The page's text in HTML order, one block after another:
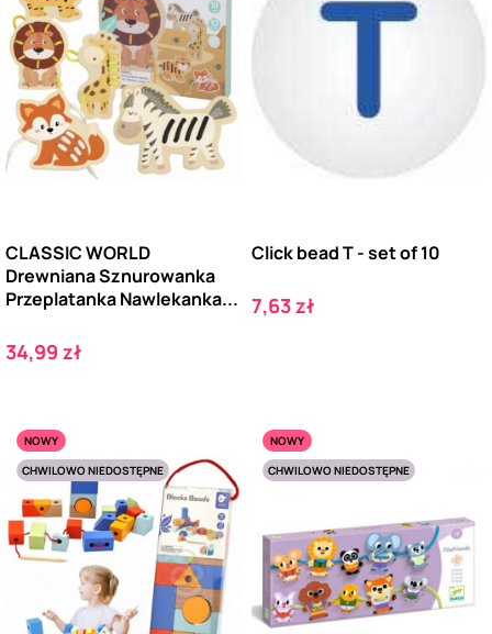
CLASSIC WORLD
Drewniana Sznurowanka
Przeplatanka Nawlekanka...
Cena
34,99 zł
Click bead T - set of 10
Cena
7,63 zł
NOWY
CHWILOWO NIEDOSTĘPNE
NOWY
CHWILOWO NIEDOSTĘPNE